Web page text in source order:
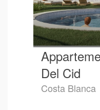
Del Cid
Costa Blanca